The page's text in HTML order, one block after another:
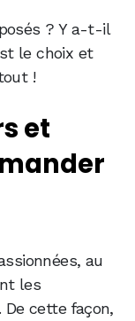
? Y a-t-il
le choix et
!
et
au
les
cette façon,